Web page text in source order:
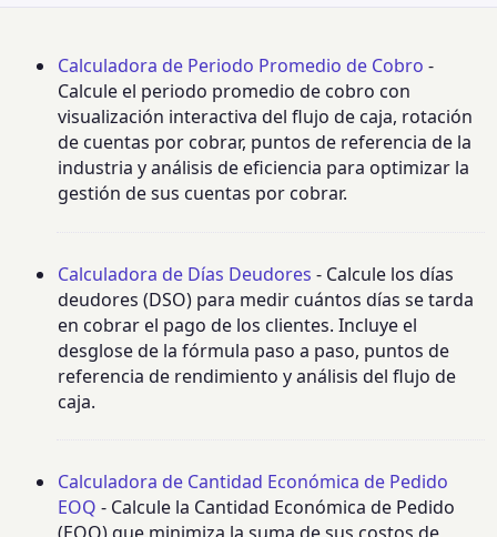
Calculadora de Periodo Promedio de Cobro -
Calcule el periodo promedio de cobro con
visualización interactiva del flujo de caja, rotación
de cuentas por cobrar, puntos de referencia de la
industria y análisis de eficiencia para optimizar la
gestión de sus cuentas por cobrar.
Calculadora de Días Deudores - Calcule los días
deudores (DSO) para medir cuántos días se tarda
en cobrar el pago de los clientes. Incluye el
desglose de la fórmula paso a paso, puntos de
referencia de rendimiento y análisis del flujo de
caja.
Calculadora de Cantidad Económica de Pedido
EOQ - Calcule la Cantidad Económica de Pedido